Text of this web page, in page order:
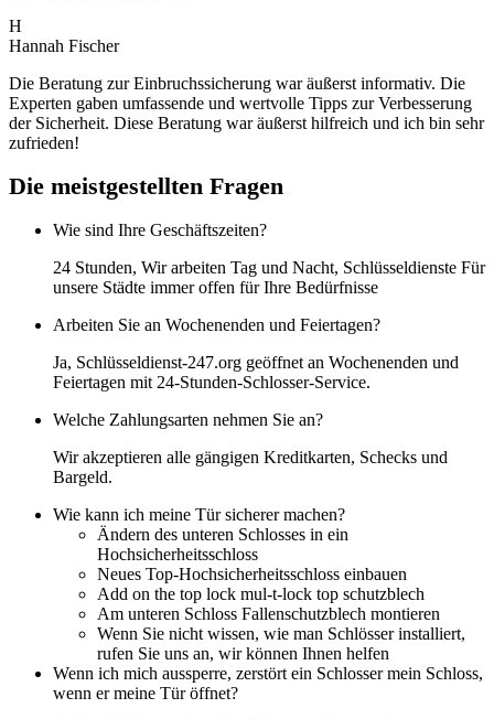
H
Hannah Fischer
Die Beratung zur Einbruchssicherung war äußerst informativ. Die
Experten gaben umfassende und wertvolle Tipps zur Verbesserung
der Sicherheit. Diese Beratung war äußerst hilfreich und ich bin sehr
zufrieden!
Die meistgestellten Fragen
Wie sind Ihre Geschäftszeiten?
24 Stunden, Wir arbeiten Tag und Nacht, Schlüsseldienste Für
unsere Städte immer offen für Ihre Bedürfnisse
Arbeiten Sie an Wochenenden und Feiertagen?
Ja, Schlüsseldienst-247.org geöffnet an Wochenenden und
Feiertagen mit 24-Stunden-Schlosser-Service.
Welche Zahlungsarten nehmen Sie an?
Wir akzeptieren alle gängigen Kreditkarten, Schecks und
Bargeld.
Wie kann ich meine Tür sicherer machen?
Ändern des unteren Schlosses in ein
Hochsicherheitsschloss
Neues Top-Hochsicherheitsschloss einbauen
Add on the top lock mul-t-lock top schutzblech
Am unteren Schloss Fallenschutzblech montieren
Wenn Sie nicht wissen, wie man Schlösser installiert,
rufen Sie uns an, wir können Ihnen helfen
Wenn ich mich aussperre, zerstört ein Schlosser mein Schloss,
wenn er meine Tür öffnet?